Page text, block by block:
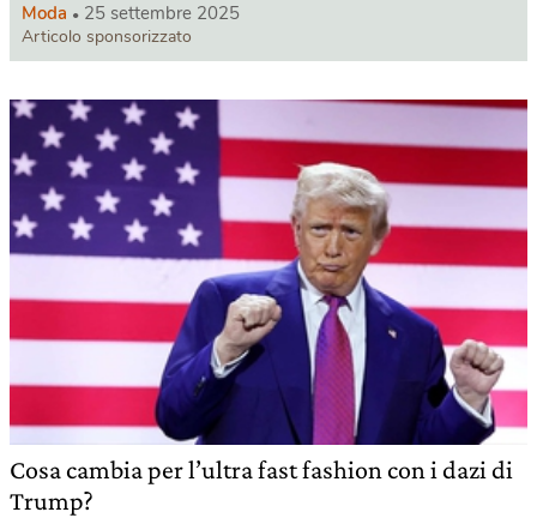
Moda 25 settembre 2025
Articolo sponsorizzato
Cosa cambia per l’ultra fast fashion con i dazi di
Trump?